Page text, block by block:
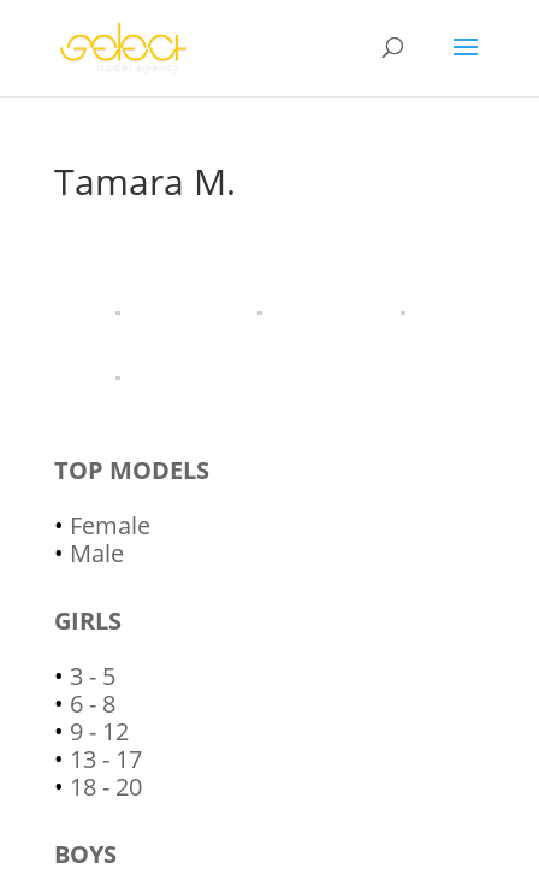
Tamara M.
TOP MODELS
• Female
• Male
GIRLS
• 3 - 5
• 6 - 8
• 9 - 12
• 13 - 17
• 18 - 20
BOYS